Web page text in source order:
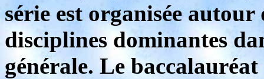
série est organisée
disciplines dominantes
générale. Le